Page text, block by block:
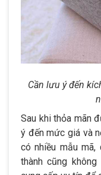
Cần lưu ý đến
Sau khi thỏa mãn
ý đến mức giá và
có nhiều mẫu
thành cũng